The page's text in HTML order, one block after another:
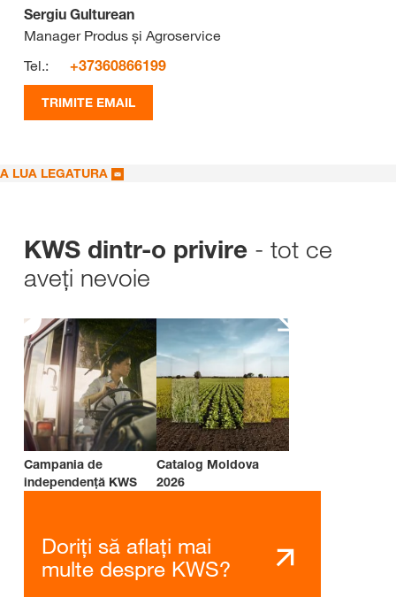
Sergiu Gulturean
Manager Produs și Agroservice
Tel.:
+37360866199
TRIMITE EMAIL
A LUA LEGATURA
KWS dintr-o privire - tot ce
aveți nevoie
Campania de
independenţă KWS
Catalog Moldova
2026
Doriți să aflați mai
multe despre KWS?